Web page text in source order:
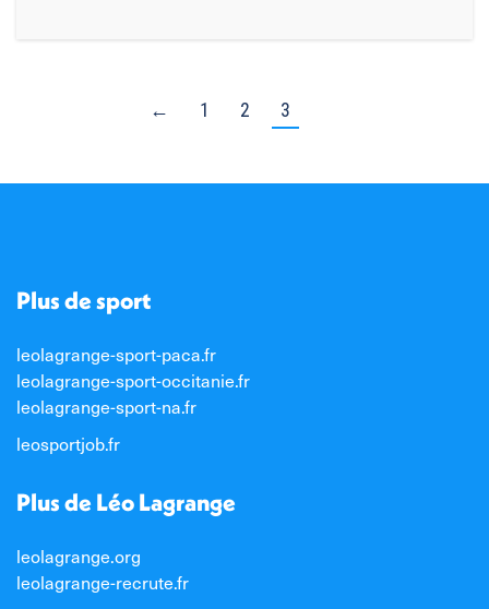
← 1 2 3
Plus de sport
leolagrange-sport-paca.fr
leolagrange-sport-occitanie.fr
leolagrange-sport-na.fr
leosportjob.fr
Plus de Léo Lagrange
leolagrange.org
leolagrange-recrute.fr